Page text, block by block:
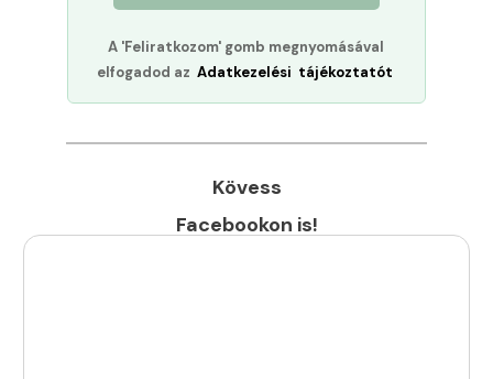
A 'Feliratkozom' gomb megnyomásával
elfogadod az Adatkezelési tájékoztatót
Kövess
Facebookon is!